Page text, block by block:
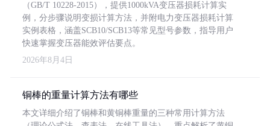
（GB/T 10228-2015），提供1000kVA变压器损耗计算实
例，分步骤说明变损计算方法，并附电力变压器损耗计算
实例表格，涵盖SCB10/SCB13等常见型号参数，指导用户
快速掌握变压器能效评估要点。
2026年8月4日
铜棒的重量计算方法有哪些
本文详细介绍了铜棒和黄铜棒重量的三种常用计算方法